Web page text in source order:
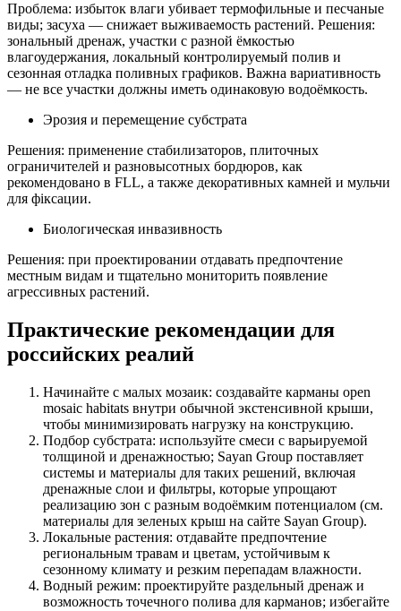
Проблема: избыток влаги убивает термофильные и песчаные
виды; засуха — снижает выживаемость растений. Решения:
зональный дренаж, участки с разной ёмкостью
влагоудержания, локальный контролируемый полив и
сезонная отладка поливных графиков. Важна вариативность
— не все участки должны иметь одинаковую водоёмкость.
Эрозия и перемещение субстрата
Решения: применение стабилизаторов, плиточных
ограничителей и разновысотных бордюров, как
рекомендовано в FLL, а также декоративных камней и мульчи
для фіксации.
Биологическая инвазивность
Решения: при проектировании отдавать предпочтение
местным видам и тщательно мониторить появление
агрессивных растений.
Практические рекомендации для
российских реалий
Начинайте с малых мозаик: создавайте карманы open
mosaic habitats внутри обычной экстенсивной крыши,
чтобы минимизировать нагрузку на конструкцию.
Подбор субстрата: используйте смеси с варьируемой
толщиной и дренажностью; Sayan Group поставляет
системы и материалы для таких решений, включая
дренажные слои и фильтры, которые упрощают
реализацию зон с разным водоёмким потенциалом (см.
материалы для зеленых крыш на сайте Sayan Group).
Локальные растения: отдавайте предпочтение
региональным травам и цветам, устойчивым к
сезонному климату и резким перепадам влажности.
Водный режим: проектируйте раздельный дренаж и
возможность точечного полива для карманов; избегайте